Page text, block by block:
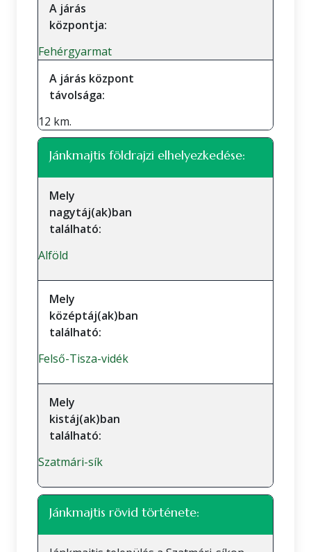
A járás
központja:
Fehérgyarmat
A járás központ
távolsága:
12 km.
Jánkmajtis földrajzi elhelyezkedése:
Mely
nagytáj(ak)ban
található:
Alföld
Mely
középtáj(ak)ban
található:
Felső-Tisza-vidék
Mely
kistáj(ak)ban
található:
Szatmári-sík
Jánkmajtis rövid története: